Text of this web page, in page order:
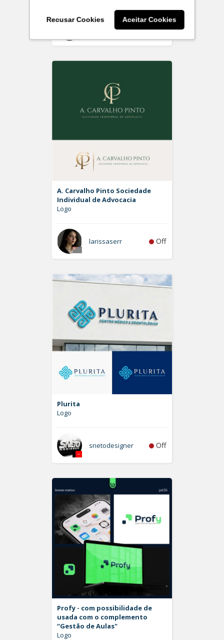
Recusar Cookies Aceitar Cookies
Rdesign SM Off
A. Carvalho Pinto Sociedade
Individual de Advocacia
Logo
larissaserr Off
Plurita
Logo
snetodesigner Off
Profy - com possibilidade de
usada com o complemento
“Gestão de Aulas"
Logo